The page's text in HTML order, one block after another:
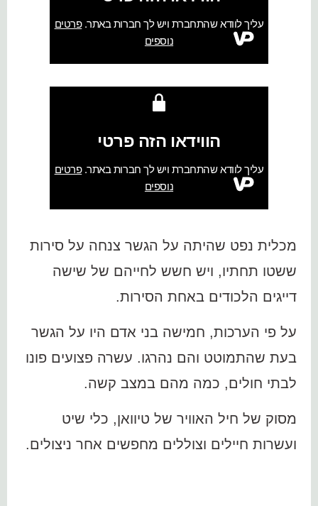
מכלית נפט שהיתה על הגשר צנחה על סירות
ששטו תחתיו, ויש חשש לחייהם של שישה
דייגים הלכודים באחת הסירות.
על פי הערכות, חמישה בני אדם היו על הגשר
בעת שהתמוטט והם נהרגו. עשרה פצועים פונו
לבתי חולים, כמה מהם במצב קשה.
מסוק של חיל האוויר של טיוואן, כלי שיט
ועשרות חיילים וצוללים מחפשים אחר ניצולים.